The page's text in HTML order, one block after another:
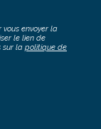
envoyer la
le lien de
sur la politique de